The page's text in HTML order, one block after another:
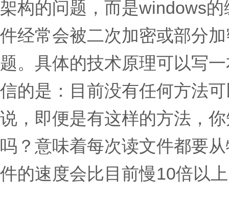
架构的问题，而是windows
件经常会被二次加密或部分
题。具体的技术原理可以写
信的是：目前没有任何方法
说，即便是有这样的方法，
吗？意味着每次读文件都要
件的速度会比目前慢10倍以